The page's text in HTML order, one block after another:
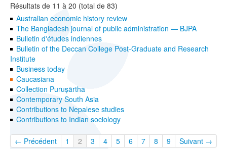
?
Résultats de 11 à 20 (total de 83)
Australian economic history review
The Bangladesh journal of public administration — BJPA
Bulletin d'études indiennes
Bulletin of the Deccan College Post-Graduate and Research
Institute
Business today
Caucasiana
Collection Puruṣārtha
Contemporary South Asia
Contributions to Nepalese studies
Contributions to Indian sociology
← Précédent 1 2 3 4 5 6 7 8 9 Suivant →